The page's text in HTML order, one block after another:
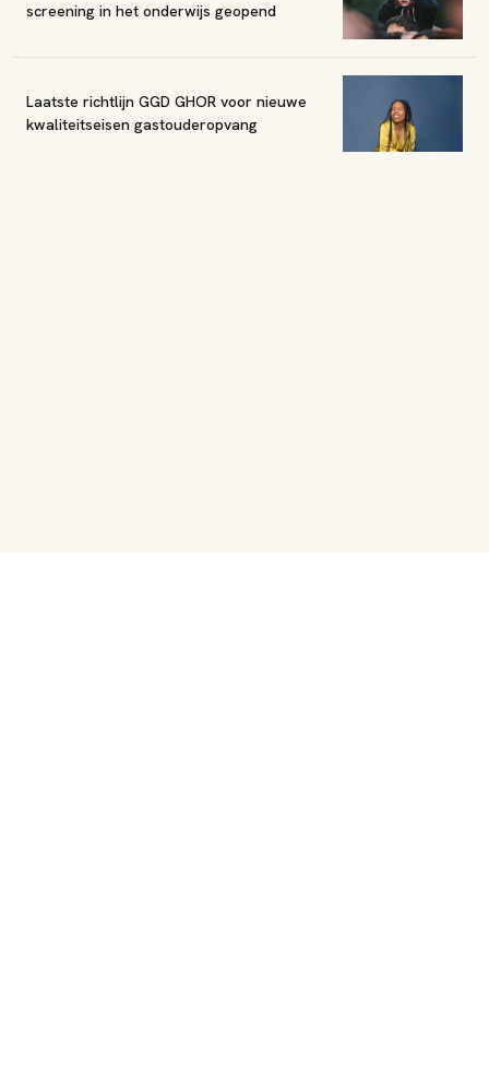
screening in het onderwijs geopend
Laatste richtlijn GGD GHOR voor nieuwe
kwaliteitseisen gastouderopvang